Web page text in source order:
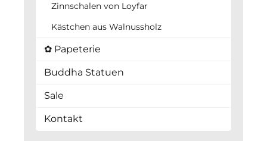
Zinnschalen von Loyfar
Kästchen aus Walnussholz
✿ Papeterie
Buddha Statuen
Sale
Kontakt